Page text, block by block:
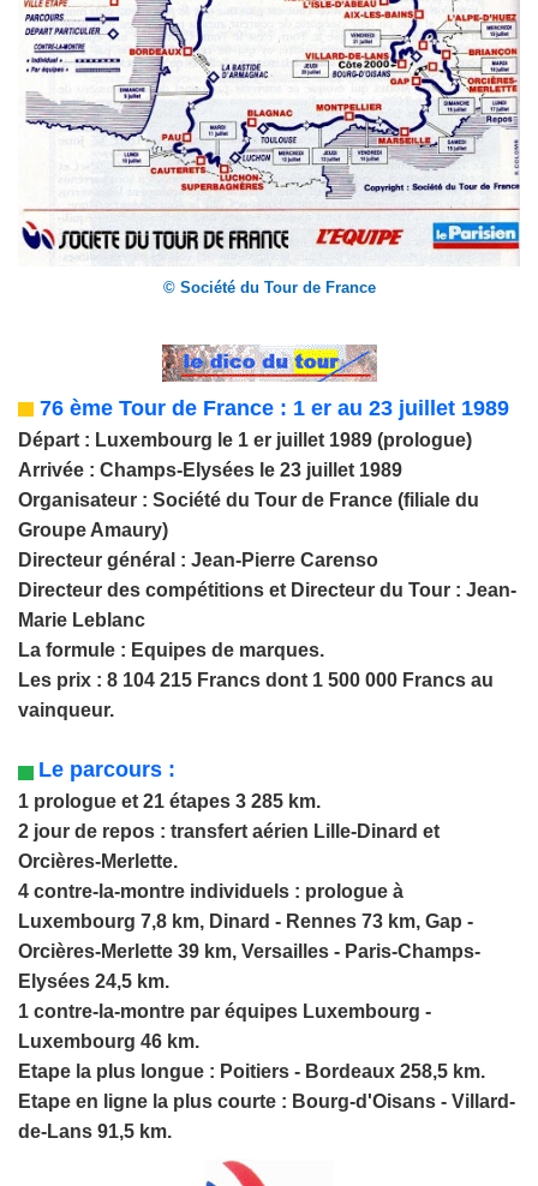
© Société du Tour de France
76 ème Tour de France : 1 er au 23 juillet 1989
Départ : Luxembourg le 1 er juillet 1989 (prologue)
Arrivée : Champs-Elysées le 23 juillet 1989
Organisateur : Société du Tour de France (filiale du
Groupe Amaury)
Directeur général : Jean-Pierre Carenso
Directeur des compétitions et Directeur du Tour : Jean-
Marie Leblanc
La formule : Equipes de marques.
Les prix : 8 104 215 Francs dont 1 500 000 Francs au
vainqueur.
Le parcours :
1 prologue et 21 étapes 3 285 km.
2 jour de repos : transfert aérien Lille-Dinard et
Orcières-Merlette.
4 contre-la-montre individuels : prologue à
Luxembourg 7,8 km, Dinard - Rennes 73 km, Gap -
Orcières-Merlette 39 km, Versailles - Paris-Champs-
Elysées 24,5 km.
1 contre-la-montre par équipes Luxembourg -
Luxembourg 46 km.
Etape la plus longue : Poitiers - Bordeaux 258,5 km.
Etape en ligne la plus courte : Bourg-d'Oisans - Villard-
de-Lans 91,5 km.